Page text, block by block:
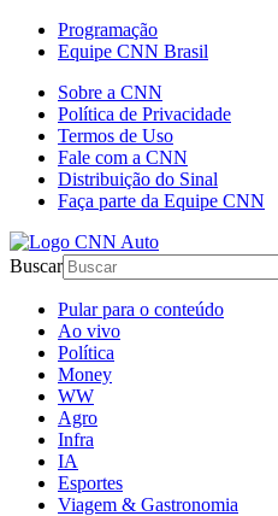
Programação
Equipe CNN Brasil
Sobre a CNN
Política de Privacidade
Termos de Uso
Fale com a CNN
Distribuição do Sinal
Faça parte da Equipe CNN
Buscar
Pular para o conteúdo
Ao vivo
Política
Money
WW
Agro
Infra
IA
Esportes
Viagem & Gastronomia